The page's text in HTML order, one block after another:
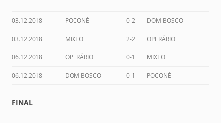
03.12.2018 POCONÉ 0-2 DOM BOSCO
03.12.2018 MIXTO 2-2 OPERÁRIO
06.12.2018 OPERÁRIO 0-1 MIXTO
06.12.2018 DOM BOSCO 0-1 POCONÉ
FINAL